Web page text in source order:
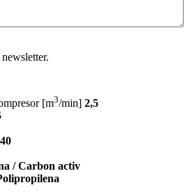
[m3/min] 2,5
/ Carbon activ